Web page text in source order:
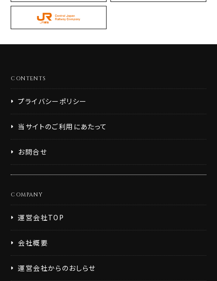
CONTENTS
プライバシーポリシー
当サイトのご利用にあたって
お問合せ
COMPANY
運営会社TOP
会社概要
運営会社からのおしらせ